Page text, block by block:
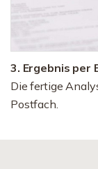
3. Ergebnis per
Die fertige
Postfach.